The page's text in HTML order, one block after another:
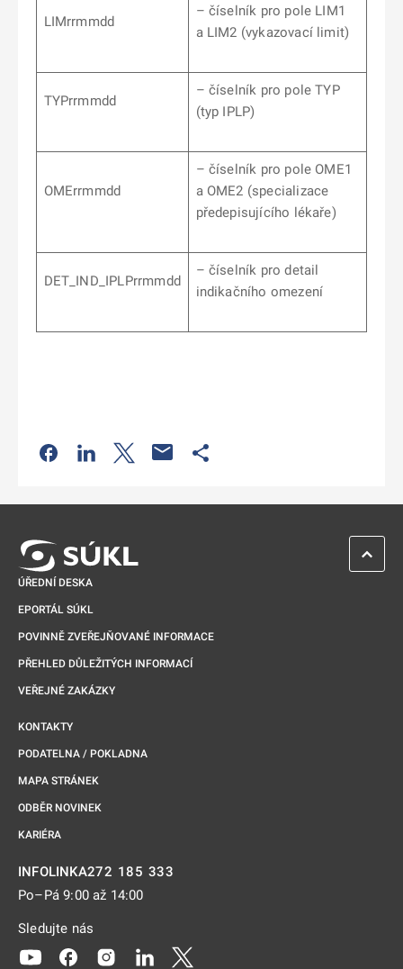
LIMrrmmdd
– číselník pro pole LIM1
a LIM2 (vykazovací limit)
TYPrrmmdd
– číselník pro pole TYP
(typ IPLP)
OMErrmmdd
– číselník pro pole OME1
a OME2 (specializace
předepisujícího lékaře)
DET_IND_IPLPrrmmdd
– číselník pro detail
indikačního omezení
Odkaz se otevře na nové kartě
Odkaz se otevře na nové kartě
Odkaz se otevře na nové kartě
ÚŘEDNÍ DESKA
EPORTÁL SÚKL
POVINNĚ ZVEŘEJŇOVANÉ INFORMACE
PŘEHLED DŮLEŽITÝCH INFORMACÍ
VEŘEJNÉ ZAKÁZKY
KONTAKTY
PODATELNA / POKLADNA
MAPA STRÁNEK
ODBĚR NOVINEK
KARIÉRA
INFOLINKA272 185 333
Po–Pá 9:00 až 14:00
Sledujte nás
Odkaz se otevře na nové kartě
Odkaz se otevře na nové kartě
Odkaz se otevře na nové kartě
Odkaz se otevře na nové kartě
ZPĚT